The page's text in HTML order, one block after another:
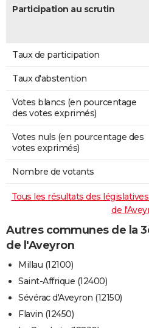
Participation au scrutin
Taux de participation
Taux d'abstention
Votes blancs (en pourcentage
des votes exprimés)
Votes nuls (en pourcentage des
votes exprimés)
Nombre de votants
Tous les résultats des
de
Autres communes de la
de l'Aveyron
Millau (12100)
Saint-Affrique (12400)
Sévérac d'Aveyron (12150)
Flavin (12450)